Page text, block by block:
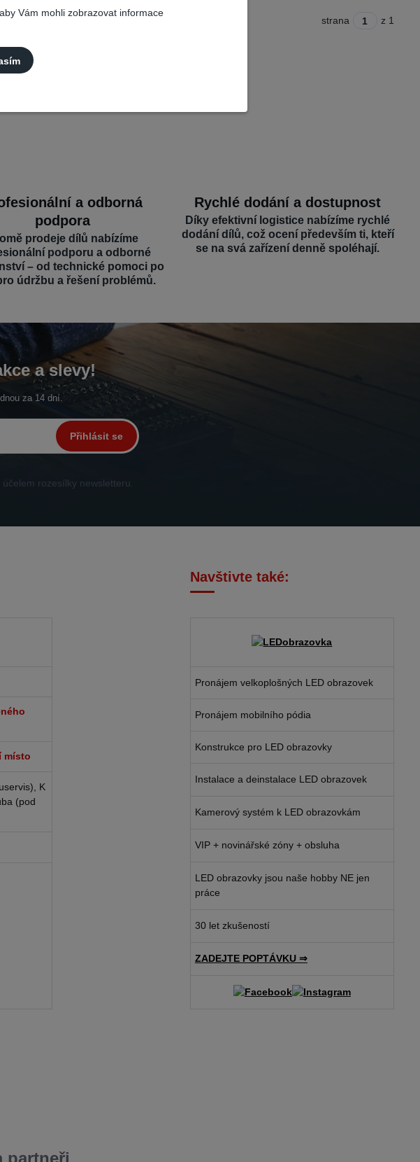
strana z 1
a odborná
podpora
prodeje dílů nabízíme
podporu a odborné
– od technické pomoci po
údržbu a řešení problémů.
Rychlé dodání a dostupnost
Díky efektivní logistice nabízíme rychlé
dodání dílů, což ocení především ti, kteří
se na svá zařízení denně spoléhají.
a slevy!
za 14 dní.
Přihlásit se
účelem rozesílky newsletteru.
místo
K
(pod
Navštivte také:
Pronájem velkoplošných LED obrazovek
Pronájem mobilního pódia
Konstrukce pro LED obrazovky
Instalace a deinstalace LED obrazovek
Kamerový systém k LED obrazovkám
VIP + novinářské zóny + obsluha
LED obrazovky jsou naše hobby NE jen
práce
30 let zkušeností
ZADEJTE POPTÁVKU ⇒
partneři
Vám mohli zobrazovat informace